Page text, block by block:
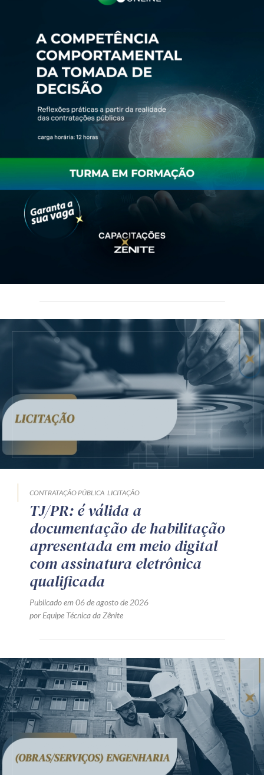
CONTRATAÇÃO PÚBLICA LICITAÇÃO
TJ/PR: é válida a
documentação de habilitação
apresentada em meio digital
com assinatura eletrônica
qualificada
Publicado em 06 de agosto de 2026
por Equipe Técnica da Zênite